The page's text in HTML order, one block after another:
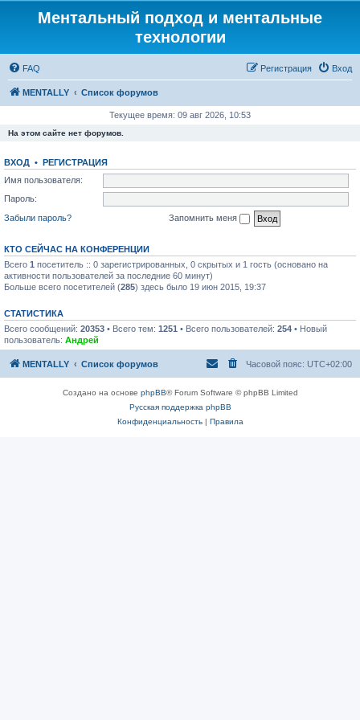
Ментальный подход и ментальные
технологии
FAQ Вход
Регистрация
MENTALLY Список форумов
Текущее время: 09 авг 2026, 10:53
На этом сайте нет форумов.
ВХОД • РЕГИСТРАЦИЯ
Имя пользователя:
Пароль:
Забыли пароль?
Запомнить меня
КТО СЕЙЧАС НА КОНФЕРЕНЦИИ
Всего 1 посетитель :: 0 зарегистрированных, 0 скрытых и 1 гость (основано на
активности пользователей за последние 60 минут)
Больше всего посетителей (285) здесь было 19 июн 2015, 19:37
СТАТИСТИКА
Всего сообщений: 20353 • Всего тем: 1251 • Всего пользователей: 254 • Новый
пользователь: Андрей
MENTALLY Список форумов Часовой пояс: UTC+02:00
Создано на основе phpBB® Forum Software © phpBB Limited
Русская поддержка phpBB
Конфиденциальность| Правила